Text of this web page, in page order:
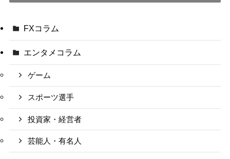
FXコラム
エンタメコラム
ゲーム
スポーツ選手
投資家・経営者
芸能人・有名人